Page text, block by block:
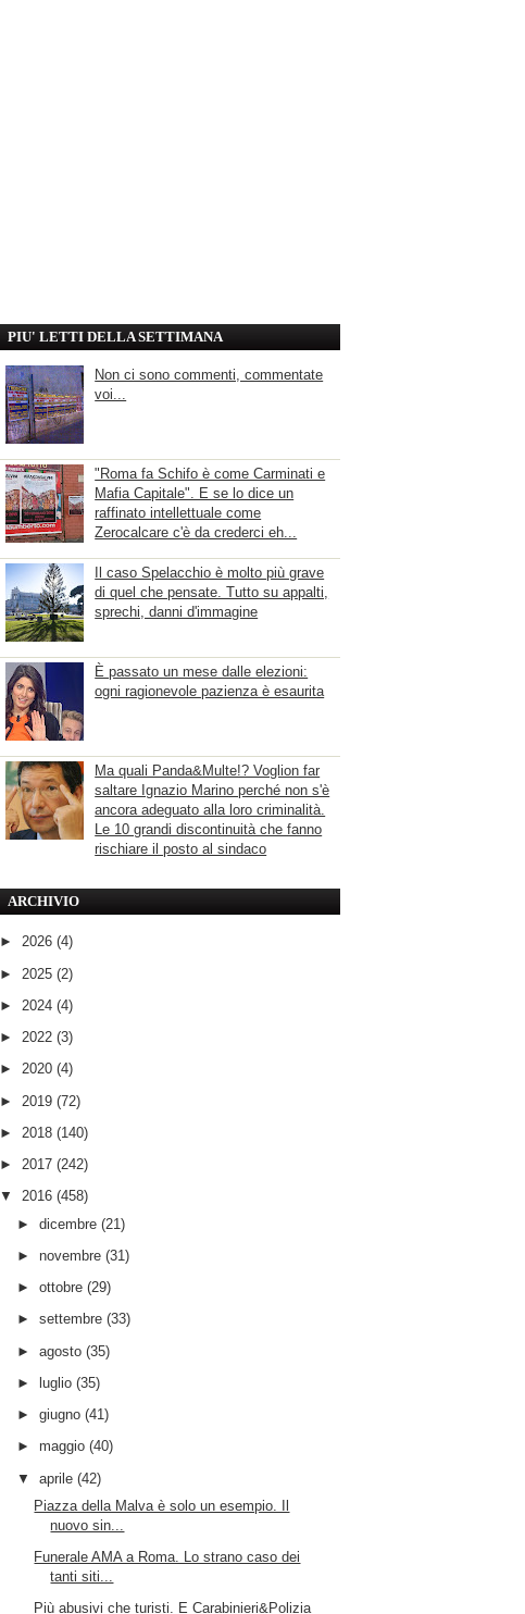
PIU' LETTI DELLA SETTIMANA
Non ci sono commenti, commentate
voi...
"Roma fa Schifo è come Carminati e
Mafia Capitale". E se lo dice un
raffinato intellettuale come
Zerocalcare c'è da crederci eh...
Il caso Spelacchio è molto più grave
di quel che pensate. Tutto su appalti,
sprechi, danni d'immagine
È passato un mese dalle elezioni:
ogni ragionevole pazienza è esaurita
Ma quali Panda&Multe!? Voglion far
saltare Ignazio Marino perché non s'è
ancora adeguato alla loro criminalità.
Le 10 grandi discontinuità che fanno
rischiare il posto al sindaco
ARCHIVIO
► 2026 (4)
► 2025 (2)
► 2024 (4)
► 2022 (3)
► 2020 (4)
► 2019 (72)
► 2018 (140)
► 2017 (242)
▼ 2016 (458)
► dicembre (21)
► novembre (31)
► ottobre (29)
► settembre (33)
► agosto (35)
►
luglio (35)
► giugno (41)
► maggio (40)
▼ aprile (42)
Piazza della Malva è solo un esempio. Il
nuovo sin...
Funerale AMA a Roma. Lo strano caso dei
tanti siti...
Più abusivi che turisti. E Carabinieri&Polizia